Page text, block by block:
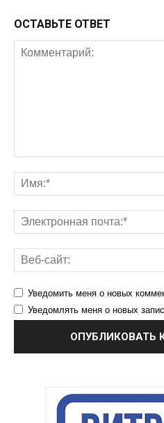
ОСТАВЬТЕ ОТВЕТ
Уведомить меня о новых
Уведомлять меня о новых